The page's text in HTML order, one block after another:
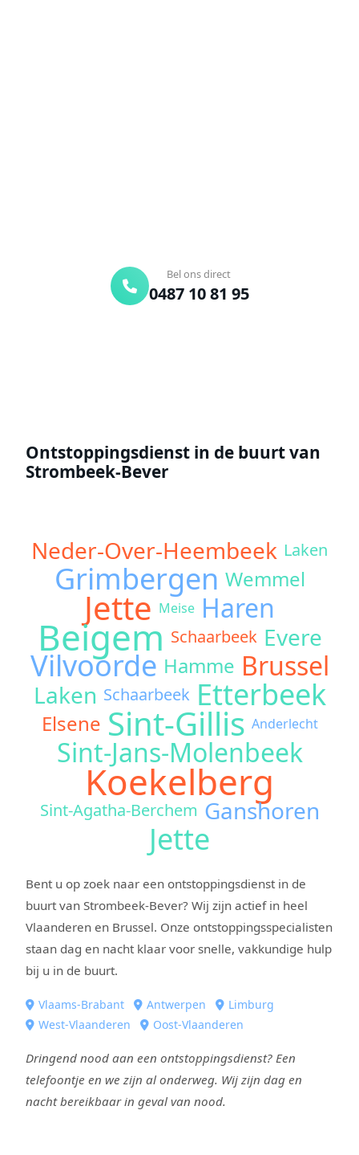
Bel ons direct
0487 10 81 95
Ontstoppingsdienst in de buurt van
Strombeek-Bever
Neder-Over-Heembeek Laken
Grimbergen Wemmel
Jette Meise Haren
Beigem Schaarbeek Evere
Vilvoorde Hamme Brussel
Laken Schaarbeek Etterbeek
Elsene Sint-Gillis Anderlecht
Sint-Jans-Molenbeek
Koekelberg
Sint-Agatha-Berchem Ganshoren
Jette
Bent u op zoek naar een ontstoppingsdienst in de
buurt van Strombeek-Bever? Wij zijn actief in heel
Vlaanderen en Brussel. Onze ontstoppingsspecialisten
staan dag en nacht klaar voor snelle, vakkundige hulp
bij u in de buurt.
Vlaams-Brabant Antwerpen
Limburg
West-Vlaanderen
Oost-Vlaanderen
Dringend nood aan een ontstoppingsdienst? Een
telefoontje en we zijn al onderweg. Wij zijn dag en
nacht bereikbaar in geval van nood.